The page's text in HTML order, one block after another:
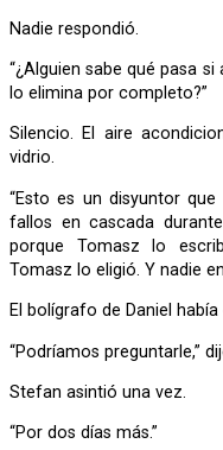
Nadie respondió.
“¿Alguien sabe qué pasa si alguien lo cambia a tres? ¿O a diez? ¿O
lo elimina por completo?”
Silencio. El aire acondicionado empujó aire frío por la caja de
vidrio.
“Esto es un disyuntor que protege el entorno de producción de
fallos en cascada
porque Tomasz lo
Tomasz lo eligió. Y nadie
El bolígrafo de Daniel
“Podríamos preguntarle,”
Stefan asintió una vez.
“Por dos días más.”